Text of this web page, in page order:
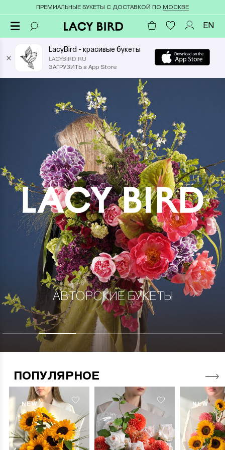
ПРЕМИАЛЬНЫЕ БУКЕТЫ С ДОСТАВКОЙ ПО МОСКВЕ
EN
×
LacyBird - красивые букеты
LACYBIRD.RU
ЗАГРУЗИТЬ в App Store
АВТОРСКИЕ БУКЕТЫ
ПОПУЛЯРНОЕ
NEW NEW